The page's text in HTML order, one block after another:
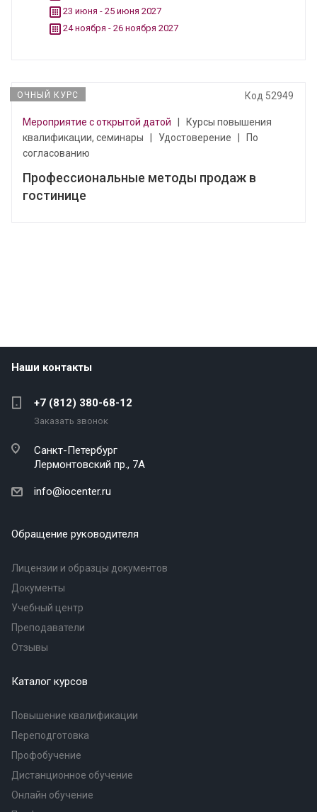
23 июня - 25 июня 2027
24 ноября - 26 ноября 2027
ОЧНЫЙ КУРС Код 52949
Мероприятие с открытой датой
Курсы повышения
квалификации, семинары
Удостоверение
По
согласованию
Профессиональные методы продаж в
гостинице
Наши контакты
+7 (812) 380-68-12
Заказать звонок
Санкт-Петербург
Лермонтовский пр., 7А
info@iocenter.ru
Обращение руководителя
Лицензии и образцы документов
Документы
Учебный центр
Преподаватели
Отзывы
Каталог курсов
Повышение квалификации
Переподготовка
Профобучение
Дистанционное обучение
Онлайн обучение